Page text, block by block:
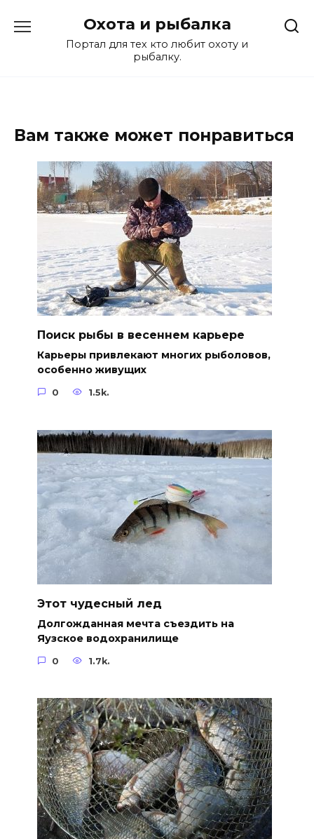
содержанию
Охота и рыбалка
Портал для тех кто любит охоту и
рыбалку.
Вам также может понравиться
Поиск рыбы в весеннем карьере
Карьеры привлекают многих рыболовов,
особенно живущих
0 1.5k.
Этот чудесный лед
Долгожданная мечта съездить на
Яузское водохранилище
0 1.7k.